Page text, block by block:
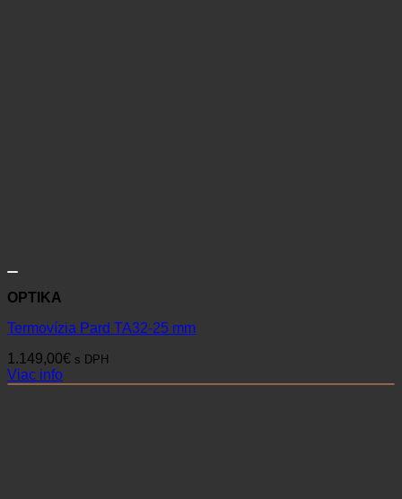
OPTIKA
Termovízia Pard TA32-25 mm
1.149,00€ s DPH
Viac info